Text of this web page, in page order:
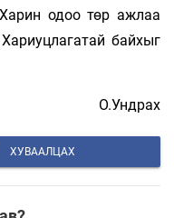
одоо төр ажлаа
байхыг
О.Ундрах
ХУВААЛЦАХ